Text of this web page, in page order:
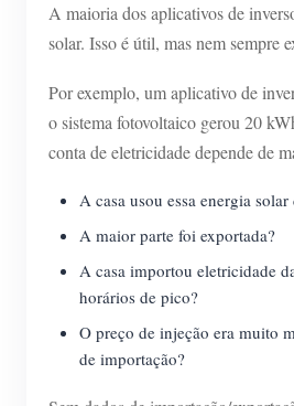
A maioria dos aplicativos de
solar. Isso é útil, mas nem sempre
Por exemplo, um aplicativo de
o sistema fotovoltaico gerou 20
conta de eletricidade depende de
A casa usou essa energia
A maior parte foi exportada?
A casa importou eletricidade
horários de pico?
O preço de injeção era muito
de importação?